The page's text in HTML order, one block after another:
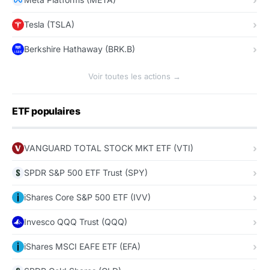
Tesla (TSLA)
Berkshire Hathaway (BRK.B)
Voir toutes les actions →
ETF populaires
VANGUARD TOTAL STOCK MKT ETF (VTI)
SPDR S&P 500 ETF Trust (SPY)
iShares Core S&P 500 ETF (IVV)
Invesco QQQ Trust (QQQ)
iShares MSCI EAFE ETF (EFA)